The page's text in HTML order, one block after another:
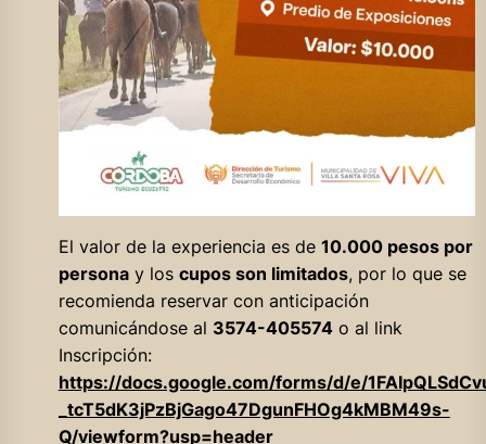
El valor de la experiencia es de 10.000 pesos por
personay los cupos son limitados, por lo que se
recomienda reservar con anticipación
comunicándose al 3574-405574o al link
Inscripción:
https://docs.google.com/forms/d/e/
_tcT5dK3jPzBjGago47DgunFHOg4kMBM49s-
Q/viewform?usp=header